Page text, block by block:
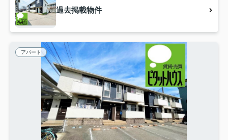
過去掲載物件
アパート